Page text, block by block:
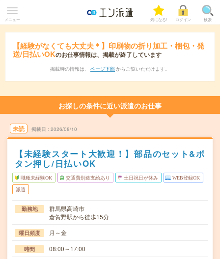
メニュー 気になる! ログイン 検索
【経験がなくても大丈夫＊】印刷物の折り加工・梱包・発
送/日払いOKのお仕事情報は、掲載が終了しています
掲載時の情報は、 ページ下部 からご覧いただけます。
お探しの条件に近い派遣のお仕事
未読 掲載日 2026/08/10
【未経験スタート大歓迎！】部品のセット&ボ
タン押し/日払いOK
職種未経験OK 交通費別途支給あり 土日祝日が休み WEB登録OK
派遣
勤務地
群馬県高崎市
倉賀野駅から徒歩15分
曜日頻度 月～金
時間 08:00～17:00